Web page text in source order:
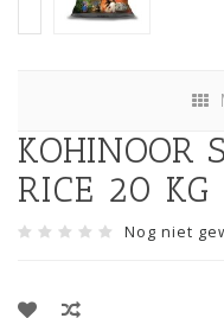
KOHINOOR
RICE 20 KG
Nog niet